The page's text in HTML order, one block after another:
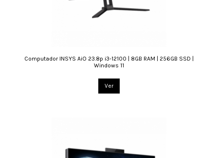
Computador INSYS AiO 23.8p i3-12100 | 8GB RAM | 256GB SSD |
Windows 11
Ver